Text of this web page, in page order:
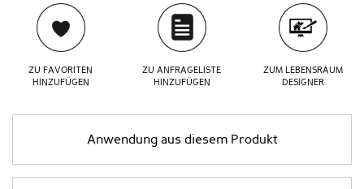
ZU FAVORITEN
HINZUFÜGEN
ZU ANFRAGELISTE
HINZUFÜGEN
ZUM LEBENSRAUM
DESIGNER
Anwendung aus diesem Produkt